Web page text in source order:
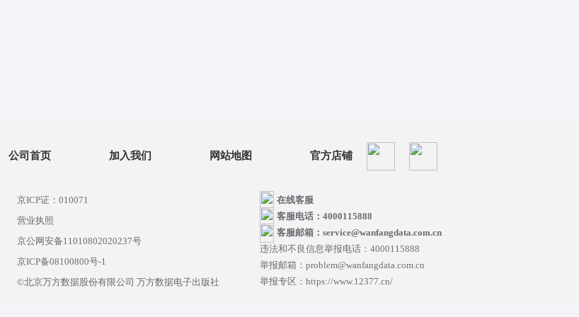
公司首页 加入我们 网站地图 官方店铺
京ICP证：010071
营业执照
京公网安备11010802020237号
京ICP备08100800号-1
©北京万方数据股份有限公司 万方数据电子出版社
在线客服
客服电话：4000115888
客服邮箱：service@wanfangdata.com.cn
违法和不良信息举报电话：4000115888
举报邮箱：problem@wanfangdata.com.cn
举报专区：https://www.12377.cn/